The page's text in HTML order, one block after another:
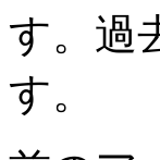
す。過
す。